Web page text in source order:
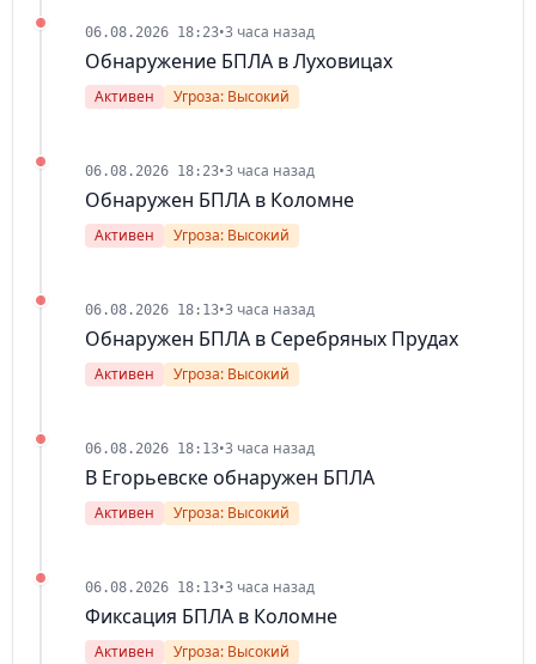
06.08.2026 18:23•3 часа назад
Обнаружение БПЛА в Луховицах
Активен Угроза: Высокий
06.08.2026 18:23•3 часа назад
Обнаружен БПЛА в Коломне
Активен Угроза: Высокий
06.08.2026 18:13•3 часа назад
Обнаружен БПЛА в Серебряных Прудах
Активен Угроза: Высокий
06.08.2026 18:13•3 часа назад
В Егорьевске обнаружен БПЛА
Активен Угроза: Высокий
06.08.2026 18:13•3 часа назад
Фиксация БПЛА в Коломне
Активен Угроза: Высокий